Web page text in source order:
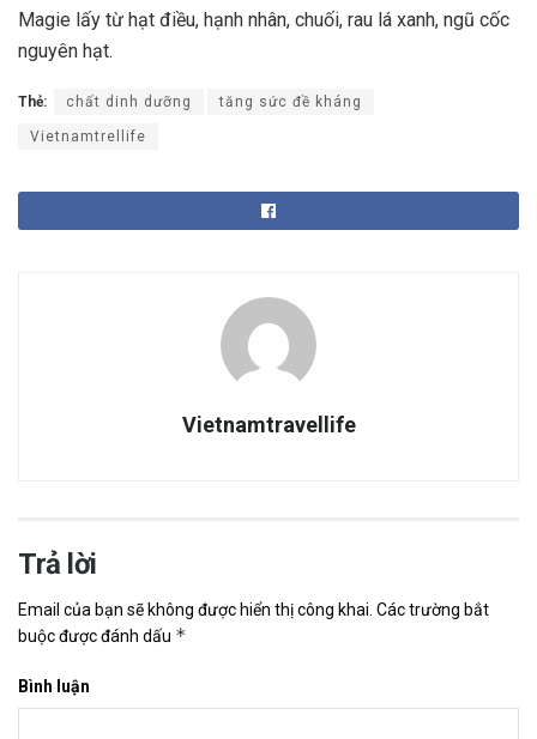
Magie lấy từ hạt điều, hạnh nhân, chuối, rau lá xanh, ngũ cốc
nguyên hạt.
Thẻ: chất dinh dưỡng tăng sức đề kháng
Vietnamtrellife
Vietnamtravellife
Trả lời
Email của bạn sẽ không được hiển thị công khai. Các trường bắt
buộc được đánh dấu *
Bình luận